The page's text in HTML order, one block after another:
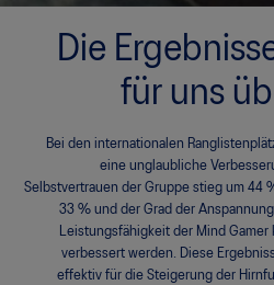
Die
für uns
Bei den internationalen
eine unglaubliche
Selbstvertrauen der Gruppe stieg um 44
33 % und der Grad der
Leistungsfähigkeit der Mind
verbessert werden. Diese
effektiv für die Steigerung der